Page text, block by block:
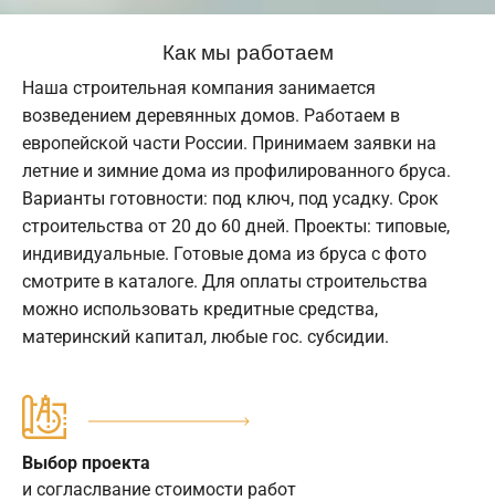
Как мы работаем
Наша строительная компания занимается
возведением деревянных домов. Работаем в
европейской части России. Принимаем заявки на
летние и зимние дома из профилированного бруса.
Варианты готовности: под ключ, под усадку. Срок
строительства от 20 до 60 дней. Проекты: типовые,
индивидуальные. Готовые дома из бруса с фото
смотрите в каталоге. Для оплаты строительства
можно использовать кредитные средства,
материнский капитал, любые гос. субсидии.
Выбор проекта
и согласлвание стоимости работ